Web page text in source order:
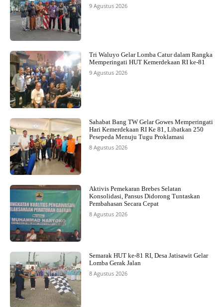
9 Agustus 2026
Tri Waluyo Gelar Lomba Catur dalam Rangka
Memperingati HUT Kemerdekaan RI ke-81
9 Agustus 2026
Sahabat Bang TW Gelar Gowes Memperingati
Hari Kemerdekaan RI Ke 81, Libatkan 250
Pesepeda Menuju Tugu Proklamasi
8 Agustus 2026
Aktivis Pemekaran Brebes Selatan
Konsolidasi, Pansus Didorong Tuntaskan
Pembahasan Secara Cepat
8 Agustus 2026
Semarak HUT ke-81 RI, Desa Jatisawit Gelar
Lomba Gerak Jalan
8 Agustus 2026